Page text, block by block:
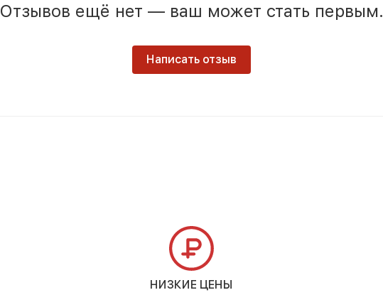
Отзывов ещё нет — ваш может стать первым.
Написать отзыв
НИЗКИЕ ЦЕНЫ